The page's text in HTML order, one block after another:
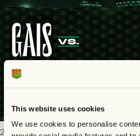
This website uses cookies
We use cookies to personalise
2026-07-25 9:00